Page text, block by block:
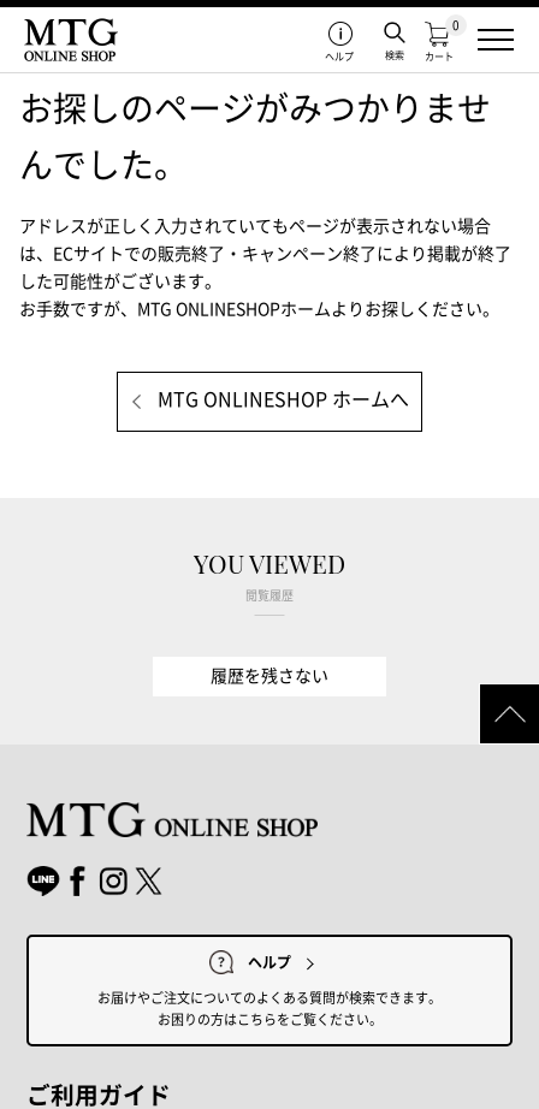
カート
0
検索
ヘルプ
お探しのページがみつかりませ
んでした。
アドレスが正しく入力されていてもページが表示されない場合
は、
ECサイトでの販売終了・キャンペーン終了により掲載が終了
した可能性がございます。
お手数ですが、MTG ONLINESHOPホームよりお探しください。
MTG ONLINESHOP ホームへ
YOU VIEWED
閲覧履歴
履歴を残さない
ヘルプ
お届けやご注文についてのよくある質問が検索できます。
お困りの方はこちらをご覧ください。
ご利用ガイド